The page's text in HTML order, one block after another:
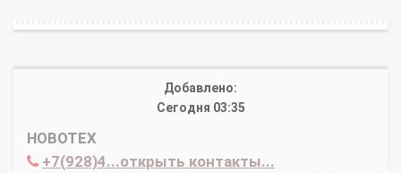
Добавлено:
Сегодня 03:35
НОВОТЕХ
+7(928)4...открыть контакты...